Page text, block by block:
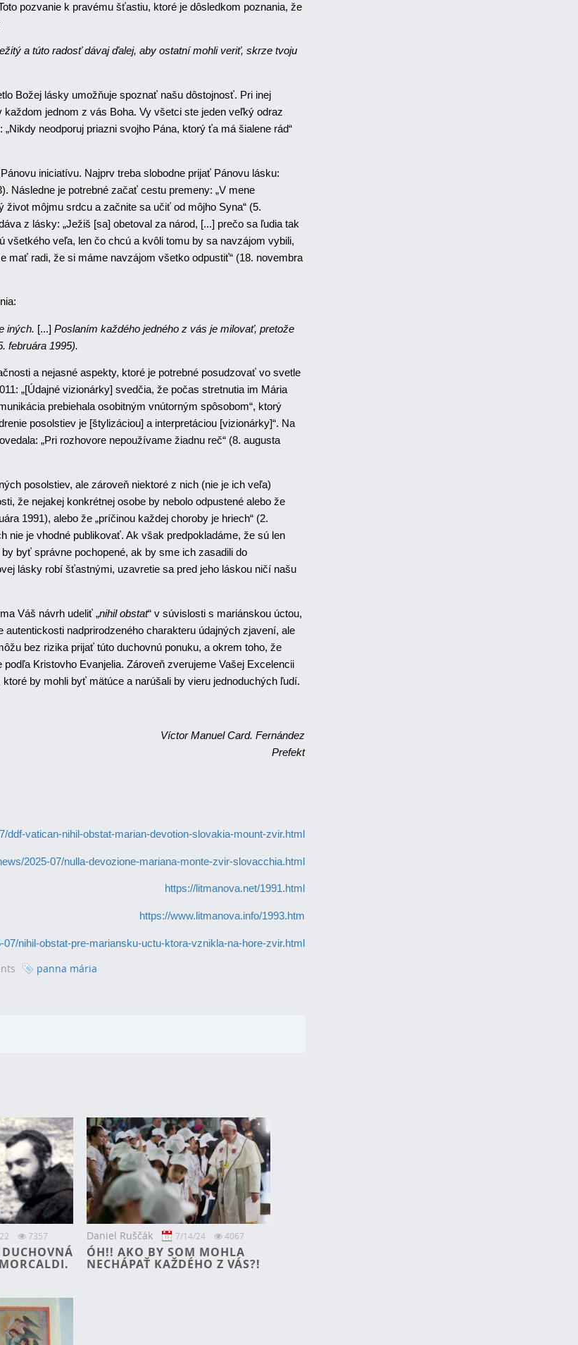
pozvanie k pravému šťastiu, ktoré je dôsledkom poznania, že
a túto radosť dávaj ďalej, aby ostatní mohli veriť, skrze tvoju
Božej lásky umožňuje spoznať našu dôstojnosť. Pri inej
jednom z vás Boha. Vy všetci ste jeden veľký odraz
neodporuj priazni svojho Pána, ktorý ťa má šialene rád“
iniciatívu. Najprv treba slobodne prijať Pánovu lásku:
Následne je potrebné začať cestu premeny: „V mene
môjmu srdcu a začnite sa učiť od môjho Syna“ (5.
z lásky: „Ježiš [sa] obetoval za národ, [...] prečo sa ľudia tak
všetkého veľa, len čo chcú a kvôli tomu by sa navzájom vybili,
mať radi, že si máme navzájom všetko odpustiť“ (18. novembra
iných. [...] Poslaním každého jedného z vás je milovať, pretože
februára 1995).
a nejasné aspekty, ktoré je potrebné posudzovať vo svetle
„[Údajné vizionárky] svedčia, že počas stretnutia im Mária
prebiehala osobitným vnútorným spôsobom“, ktorý
posolstiev je [štylizáciou] a interpretáciou [vizionárky]“. Na
„Pri rozhovore nepoužívame žiadnu reč“ (8. augusta
posolstiev, ale zároveň niektoré z nich (nie je ich veľa)
že nejakej konkrétnej osobe by nebolo odpustené alebo že
1991), alebo že „príčinou každej choroby je hriech“ (2.
nie je vhodné publikovať. Ak však predpokladáme, že sú len
byť správne pochopené, ak by sme ich zasadili do
lásky robí šťastnými, uzavretie sa pred jeho láskou ničí našu
Váš návrh udeliť „nihil obstat“ v súvislosti s mariánskou úctou,
nadprirodzeného charakteru údajných zjavení, ale
bez rizika prijať túto duchovnú ponuku, a okrem toho, že
Kristovho Evanjelia. Zároveň zverujeme Vašej Excelencii
by mohli byť mätúce a narúšali by vieru jednoduchých ľudí.
Víctor Manuel Card. Fernández
Prefekt
vatican-nihil-obstat-marian-devotion-slovakia-mount-zvir.html
2025-07/nulla-devozione-mariana-monte-zvir-slovacchia.html
https://litmanova.net/1991.html
https://www.litmanova.info/1993.htm
nihil-obstat-pre-mariansku-uctu-ktora-vznikla-na-hore-zvir.html
panna mária
7357
DUCHOVNÁ
Daniel Ruščák 7/14/24 4067
ÓH!! AKO BY SOM MOHLA
NECHÁPAŤ KAŽDÉHO Z VÁS?!